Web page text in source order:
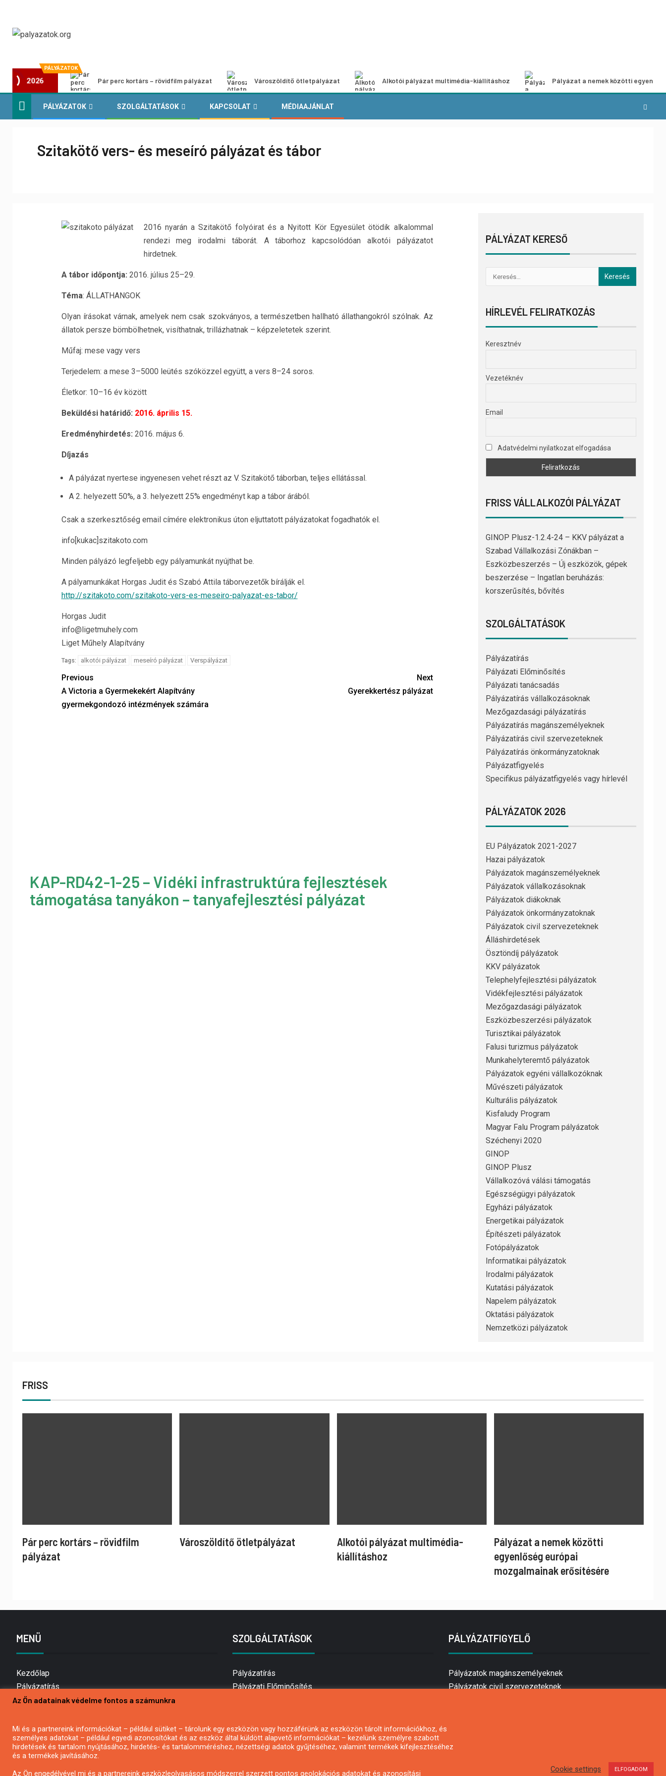
PÁLYÁZATOK
2026 Pár perc kortárs – rövidfilm pályázat Városzöldítő ötletpályázat Alkotói pályázat multimédia-kiállításhoz Pályázat a nemek közötti
PÁLYÁZATOK SZOLGÁLTATÁSOK KAPCSOLAT MÉDIAAJÁNLAT
Szitakötő vers- és meseíró pályázat és tábor
2016 nyarán a Szitakötő folyóirat és a Nyitott Kör Egyesület ötödik alkalommal
rendezi meg irodalmi táborát. A táborhoz kapcsolódóan alkotói pályázatot
hirdetnek.
A tábor időpontja: 2016. július 25–29.
Téma: ÁLLATHANGOK
Olyan írásokat várnak, amelyek nem csak szokványos, a természetben hallható állathangokról szólnak. Az
állatok persze bömbölhetnek, visíthatnak, trillázhatnak – képzeletetek szerint.
Műfaj: mese vagy vers
Terjedelem: a mese 3–5000 leütés szóközzel együtt, a vers 8–24 soros.
Életkor: 10–16 év között
Beküldési határidő: 2016. április 15.
Eredményhirdetés: 2016. május 6.
Díjazás
A pályázat nyertese ingyenesen vehet részt az V. Szitakötő táborban, teljes ellátással.
A 2. helyezett 50%, a 3. helyezett 25% engedményt kap a tábor árából.
Csak a szerkesztőség email címére elektronikus úton eljuttatott pályázatokat fogadhatók el.
info[kukac]szitakoto.com
Minden pályázó legfeljebb egy pályamunkát nyújthat be.
A pályamunkákat Horgas Judit és Szabó Attila táborvezetők bírálják el.
http://szitakoto.com/szitakoto-vers-es-meseiro-palyazat-es-tabor/
Horgas Judit
info@ligetmuhely.com
Liget Műhely Alapítvány
Tags: alkotói pályázat meseíró pályázat Verspályázat
Previous
A Victoria a Gyermekekért Alapítvány
gyermekgondozó intézmények számára
Next
Gyerekkertész pályázat
KAP-RD42-1-25 – Vidéki infrastruktúra fejlesztések
támogatása tanyákon – tanyafejlesztési pályázat
PÁLYÁZAT KERESŐ
HÍRLEVÉL FELIRATKOZÁS
Keresztnév
Vezetéknév
Email
Adatvédelmi nyilatkozat elfogadása
FRISS VÁLLALKOZÓI PÁLYÁZAT
GINOP Plusz-1.2.4-24 – KKV pályázat a
Szabad Vállalkozási Zónákban –
Eszközbeszerzés – Új eszközök, gépek
beszerzése – Ingatlan beruházás:
korszerűsítés, bővítés
SZOLGÁLTATÁSOK
Pályázatírás
Pályázati Előminősítés
Pályázati tanácsadás
Pályázatírás vállalkozásoknak
Mezőgazdasági pályázatírás
Pályázatírás magánszemélyeknek
Pályázatírás civil szervezeteknek
Pályázatírás önkormányzatoknak
Pályázatfigyelés
Specifikus pályázatfigyelés vagy hírlevél
PÁLYÁZATOK 2026
EU Pályázatok 2021-2027
Hazai pályázatok
Pályázatok magánszemélyeknek
Pályázatok vállalkozásoknak
Pályázatok diákoknak
Pályázatok önkormányzatoknak
Pályázatok civil szervezeteknek
Álláshirdetések
Ösztöndíj pályázatok
KKV pályázatok
Telephelyfejlesztési pályázatok
Vidékfejlesztési pályázatok
Mezőgazdasági pályázatok
Eszközbeszerzési pályázatok
Turisztikai pályázatok
Falusi turizmus pályázatok
Munkahelyteremtő pályázatok
Pályázatok egyéni vállalkozóknak
Művészeti pályázatok
Kulturális pályázatok
Kisfaludy Program
Magyar Falu Program pályázatok
Széchenyi 2020
GINOP
GINOP Plusz
Vállalkozóvá válási támogatás
Egészségügyi pályázatok
Egyházi pályázatok
Energetikai pályázatok
Építészeti pályázatok
Fotópályázatok
Informatikai pályázatok
Irodalmi pályázatok
Kutatási pályázatok
Napelem pályázatok
Oktatási pályázatok
Nemzetközi pályázatok
FRISS
Pár perc kortárs – rövidfilm
pályázat
Városzöldítő ötletpályázat
Alkotói pályázat multimédia-
kiállításhoz
Pályázat a nemek közötti
egyenlőség európai
mozgalmainak erősítésére
MENÜ
Kezdőlap
Pályázatírás
Bemutatkozás
Hírlevél feliratkozás
Impresszum
Kapcsolat
SZOLGÁLTATÁSOK
Pályázatírás
Pályázati Előminősítés
Mezőgazdasági pályázatírás
Pályázatírás magánszemélyeknek
Pályázatírás civil szervezeteknek
PÁLYÁZATFIGYELŐ
Pályázatok magánszemélyeknek
Pályázatok civil szervezeteknek
Az Ön adatainak védelme fontos a számunkra
Mi és a partnereink információkat – például sütiket – tárolunk egy eszközön vagy hozzáférünk az eszközön tárolt információkhoz, és
személyes adatokat – például egyedi azonosítókat és az eszköz által küldött alapvető információkat – kezelünk személyre szabott
hirdetések és tartalom nyújtásához, hirdetés- és tartalomméréshez, nézettségi adatok gyűjtéséhez, valamint termékek kifejlesztéséhez
és a termékek javításához.
Az Ön engedélyével mi és a partnereink eszközleolvasásos módszerrel szerzett pontos geolokációs adatokat és azonosítási
Cookie settings ELFOGADOM